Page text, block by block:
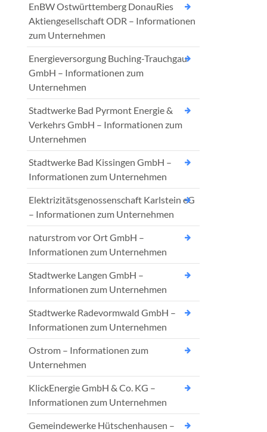
EnBW Ostwürttemberg DonauRies
Aktiengesellschaft ODR – Informationen
zum Unternehmen
Energieversorgung Buching-Trauchgau
GmbH – Informationen zum
Unternehmen
Stadtwerke Bad Pyrmont Energie &
Verkehrs GmbH – Informationen zum
Unternehmen
Stadtwerke Bad Kissingen GmbH –
Informationen zum Unternehmen
Elektrizitätsgenossenschaft Karlstein eG
– Informationen zum Unternehmen
naturstrom vor Ort GmbH –
Informationen zum Unternehmen
Stadtwerke Langen GmbH –
Informationen zum Unternehmen
Stadtwerke Radevormwald GmbH –
Informationen zum Unternehmen
Ostrom – Informationen zum
Unternehmen
KlickEnergie GmbH & Co. KG –
Informationen zum Unternehmen
Gemeindewerke Hütschenhausen –